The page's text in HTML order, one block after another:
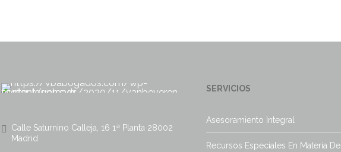
Calle Saturnino Calleja, 16 1ª Planta 28002
Madrid
SERVICIOS
Asesoramiento Integral
Recursos Especiales En Materia De